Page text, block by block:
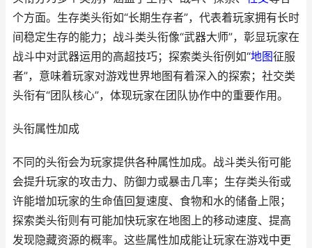
个方面。生存类头衔如“长期生存者”，代表着玩家拥有长时
间稳定生存的能力；战斗类头衔像“武器大师”，彰显玩家在
战斗中对武器运用的高超技巧；探索类头衔例如“地图征服
者”，意味着玩家对游戏世界地图有着深入的探索；社交类
头衔有“团队核心”，体现玩家在团队协作中的重要作用。
头衔属性加成
不同的头衔会为玩家提供各种属性加成。战斗类头衔可能
会提升玩家的攻击力、防御力或暴击几率；生存类头衔或
许能增加玩家的生命值回复速度、食物和水的储备上限；
探索类头衔则有可能加快玩家在地图上的移动速度、提高
发现隐藏资源的概率。这些属性加成能让玩家在游戏中更